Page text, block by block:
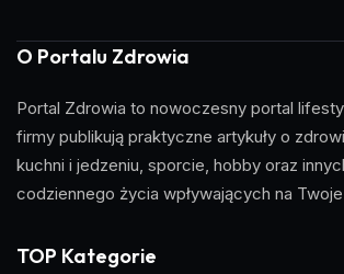
O Portalu Zdrowia
Portal Zdrowia to nowoczesny portal
firmy publikują praktyczne artykuły o
kuchni i jedzeniu, sporcie, hobby oraz
codziennego życia wpływających na
TOP Kategorie